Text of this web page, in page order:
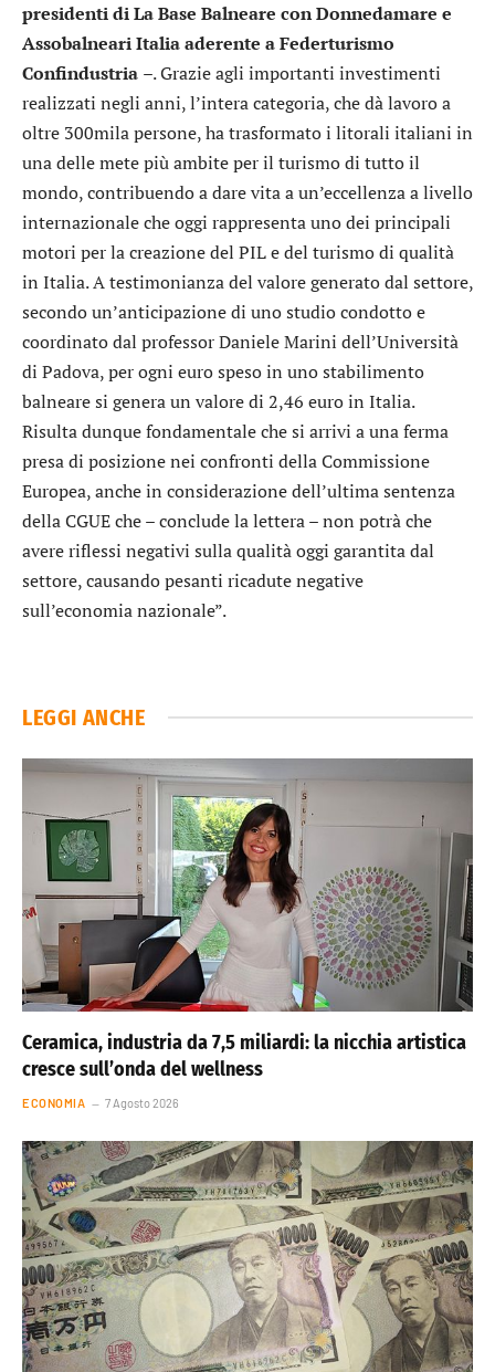
presidenti di La Base Balneare con Donnedamare e
Assobalneari Italia aderente a Federturismo
Confindustria –. Grazie agli importanti investimenti
realizzati negli anni, l’intera categoria, che dà lavoro a
oltre 300mila persone, ha trasformato i litorali italiani in
una delle mete più ambite per il turismo di tutto il
mondo, contribuendo a dare vita a un’eccellenza a livello
internazionale che oggi rappresenta uno dei principali
motori per la creazione del PIL e del turismo di qualità
in Italia. A testimonianza del valore generato dal settore,
secondo un’anticipazione di uno studio condotto e
coordinato dal professor Daniele Marini dell’Università
di Padova, per ogni euro speso in uno stabilimento
balneare si genera un valore di 2,46 euro in Italia.
Risulta dunque fondamentale che si arrivi a una ferma
presa di posizione nei confronti della Commissione
Europea, anche in considerazione dell’ultima sentenza
della CGUE che – conclude la lettera – non potrà che
avere riflessi negativi sulla qualità oggi garantita dal
settore, causando pesanti ricadute negative
sull’economia nazionale”.
LEGGI ANCHE
Ceramica, industria da 7,5 miliardi: la nicchia artistica
cresce sull’onda del wellness
ECONOMIA 7 Agosto 2026